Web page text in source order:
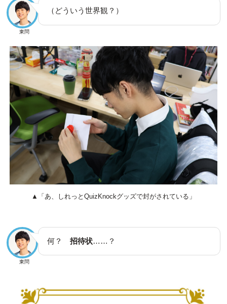
東問
（どういう世界観？）
▲「あ、しれっとQuizKnockグッズで封がされている」
東問
何？招待状……？